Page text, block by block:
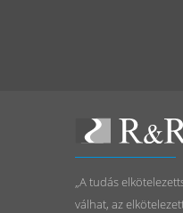
„A tudás
válhat, az